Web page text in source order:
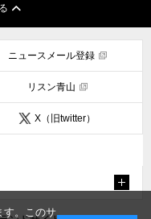
ニュースメール登録
リスン青山
X（旧twitter）
す。このサ